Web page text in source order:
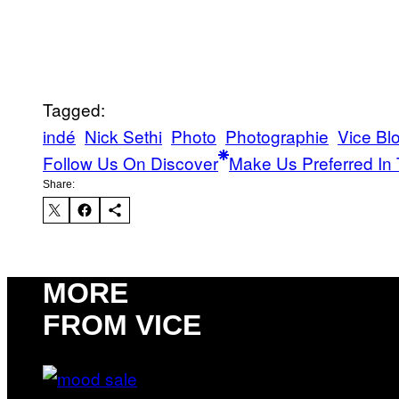
Tagged:
indé Nick Sethi Photo Photographie Vice
Follow Us On Discover Make Us Preferred In
Share:
MORE
FROM VICE